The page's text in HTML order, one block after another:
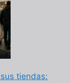
tiendas: